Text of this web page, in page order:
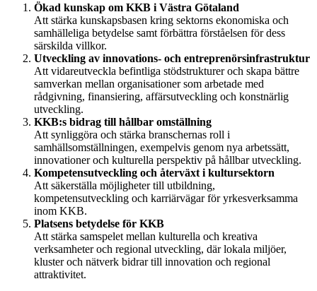
Ökad kunskap om KKB i Västra Götaland
Att stärka kunskapsbasen kring sektorns ekonomiska och
samhälleliga betydelse samt förbättra förståelsen för dess
särskilda villkor.
Utveckling av innovations- och entreprenörsinfrastruktur
Att vidareutveckla befintliga stödstrukturer och skapa bättre
samverkan mellan organisationer som arbetade med
rådgivning, finansiering, affärsutveckling och konstnärlig
utveckling.
KKB:s bidrag till hållbar omställning
Att synliggöra och stärka branschernas roll i
samhällsomställningen, exempelvis genom nya arbetssätt,
innovationer och kulturella perspektiv på hållbar utveckling.
Kompetensutveckling och återväxt i kultursektorn
Att säkerställa möjligheter till utbildning,
kompetensutveckling och karriärvägar för yrkesverksamma
inom KKB.
Platsens betydelse för KKB
Att stärka samspelet mellan kulturella och kreativa
verksamheter och regional utveckling, där lokala miljöer,
kluster och nätverk bidrar till innovation och regional
attraktivitet.